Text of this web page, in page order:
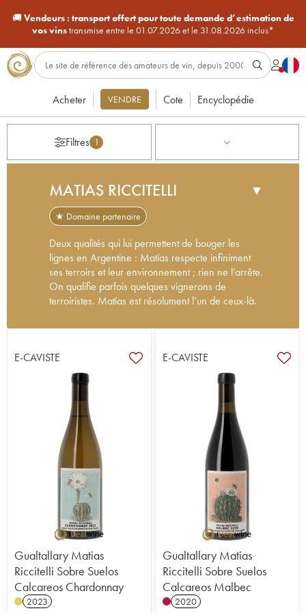
🚚Vendeurs : transport offert pour toute demande d’estimation de
vos vinstransmise entre le 01.07.2026 et le 31.08.2026 inclus*
Acheter VENDRE Cote Encyclopédie
Filtres 1
MATIAS RICCITELLI ▼
★ Domaine partenaire
Deux qualités qui lui permettent de bouger les
lignes en Argentine : Matías respecte infiniment
ses terroirs et leur environnement ; rien ne l’arrête.
On qualifie parfois quelques vignerons de
terroiristes. Matías est résolument l’un de ceux-là.
domaine éponyme. Fils de Jorge Riccitelli (élu «
Meilleur Vigneron de l’année » en 2012 par Wine
Enthusiast), Matías Riccitelli est donc à la tête de
cette propriété de 20 hectares qui réalise de
grands vins, élégants et raffinés à partir de vignes
plantées entre 900 et 1800m d’altitude. Les
cépages qu’il excelle à valoriser sont bien
entendu, le malbec, mais aussi tant d’autres, la
bonarda, le torrontés, ou encore le cabernet
franc, le cabernet sauvignon, le chardonnay…
« Ma génération a un grand avantage, c’est le
développement de la viticulture en altitude, ce qui
n’existait pas auparavant » confiait-il à notre
importateur. C’est l’art de ce vigneron et de ses
pairs que d’apprivoiser l’altitude des Andes, son
climat unique (du notamment aux nuits fraîches,
aux variations de températures dans la journée, au
vent), pour y faire de grands vins.
Pari réussi ! Ses vins sont soignés, équilibrés et
E-CAVISTE
Gualtallary Matias
Riccitelli Sobre Suelos
Calcareos Chardonnay
2023
E-CAVISTE
Gualtallary Matias
Riccitelli Sobre Suelos
Calcareos Malbec
2020